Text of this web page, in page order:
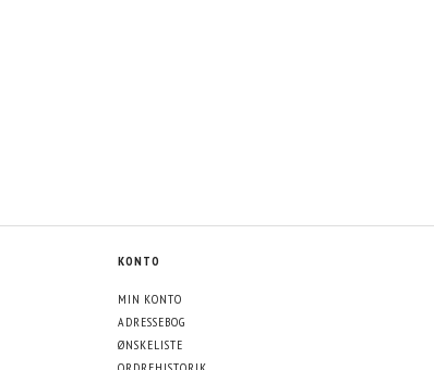
KONTO
MIN KONTO
ADRESSEBOG
ØNSKELISTE